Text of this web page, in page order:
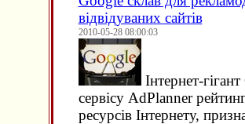
відвідуваних сайтів
2010-05-28 08:00:03
Інтернет-
сервісу AdPlanner
ресурсів Інтернету,